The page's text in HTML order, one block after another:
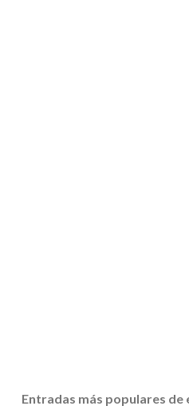
Entradas más populares de